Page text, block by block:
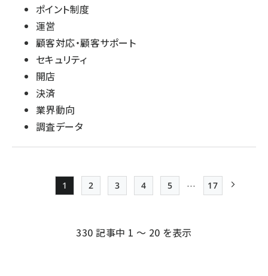
ポイント制度
運営
顧客対応・顧客サポート
セキュリティ
開店
決済
業界動向
調査データ
ジ
Page
1
Page
2
Page
3
Page
4
Page
5 …
最終ページ
17
330 記事中 1 ～ 20 を表示